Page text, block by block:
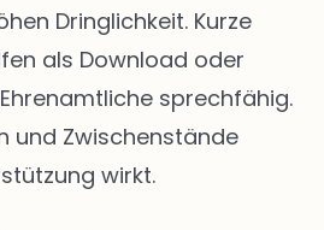
Dringlichkeit. Kurze
als Download oder
sprechfähig.
und Zwischenstände
wirkt.